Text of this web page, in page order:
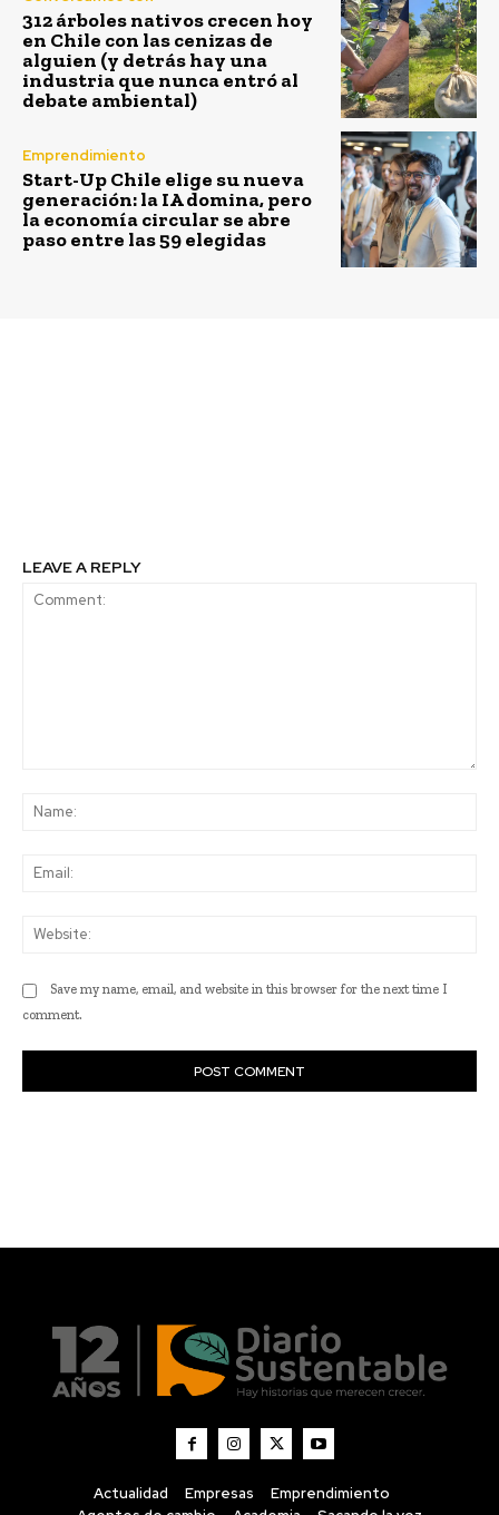
Actualidad Empresas
Emprendimiento
Agentes de cambio
Academia
Diario Sustentable
Diario Sustentable es un medio digital que visibiliza